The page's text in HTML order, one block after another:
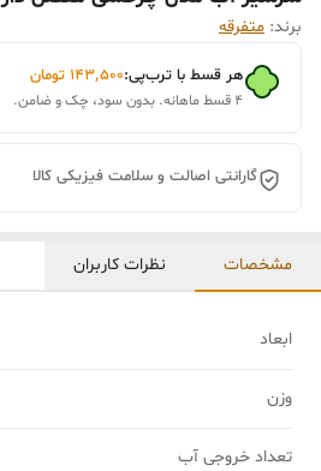
برند: متفرقه
هر قسط با ترب‌پی:۱۴۳٬۵۰۰ تومان
۴ قسط ماهانه. بدون سود، چک و ضامن.
گارانتی اصالت و سلامت فیزیکی کالا
مشخصات نظرات کاربران
ابعاد
وزن
تعداد خروجی آب